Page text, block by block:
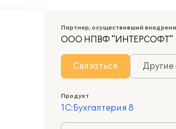
Партнер, осуществивший
ООО НПВФ "ИНТЕРСОФТ"
Связаться Другие
Продукт
1С:Бухгалтерия 8